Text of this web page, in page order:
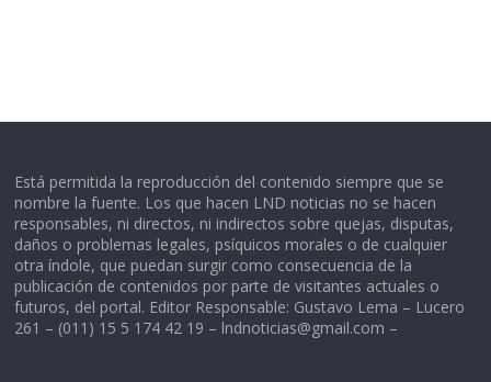
Está permitida la reproducción del contenido siempre que se
nombre la fuente. Los que hacen LND noticias no se hacen
responsables, ni directos, ni indirectos sobre quejas, disputas,
daños o problemas legales, psíquicos morales o de cualquier
otra índole, que puedan surgir como consecuencia de la
publicación de contenidos por parte de visitantes actuales o
futuros, del portal. Editor Responsable: Gustavo Lema – Lucero
261 – (011) 15 5 174 42 19 – lndnoticias@gmail.com –